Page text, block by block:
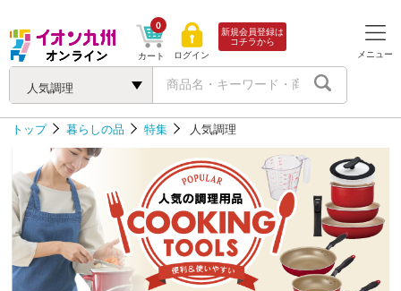
人気調理
カート
0
ログイン
新規会員登録は
コチラから
メニュー
トップ 暮らしの品 特集 人気調理